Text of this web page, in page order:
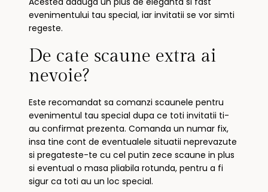
evenimentului tau special, iar invitatii se vor simti
regeste.
De cate scaune extra ai
nevoie?
Este recomandat sa comanzi scaunele pentru
evenimentul tau special dupa ce toti invitatii ti-
au confirmat prezenta. Comanda un numar fix,
insa tine cont de eventualele situatii neprevazute
si pregateste-te cu cel putin zece scaune in plus
si eventual o masa pliabila rotunda, pentru a fi
sigur ca toti au un loc special.